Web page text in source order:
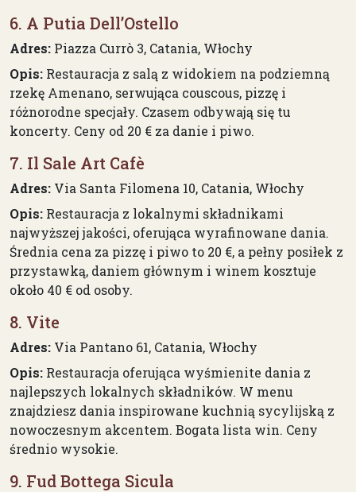
6. A Putia Dell’Ostello
Adres: Piazza Currò 3, Catania, Włochy
Opis: Restauracja z salą z widokiem na podziemną
rzekę Amenano, serwująca couscous, pizzę i
różnorodne specjały. Czasem odbywają się tu
koncerty. Ceny od 20 € za danie i piwo.
7. Il Sale Art Cafè
Adres: Via Santa Filomena 10, Catania, Włochy
Opis: Restauracja z lokalnymi składnikami
najwyższej jakości, oferująca wyrafinowane dania.
Średnia cena za pizzę i piwo to 20 €, a pełny posiłek z
przystawką, daniem głównym i winem kosztuje
około 40 € od osoby.
8. Vite
Adres: Via Pantano 61, Catania, Włochy
Opis: Restauracja oferująca wyśmienite dania z
najlepszych lokalnych składników. W menu
znajdziesz dania inspirowane kuchnią sycylijską z
nowoczesnym akcentem. Bogata lista win. Ceny
średnio wysokie.
9. Fud Bottega Sicula